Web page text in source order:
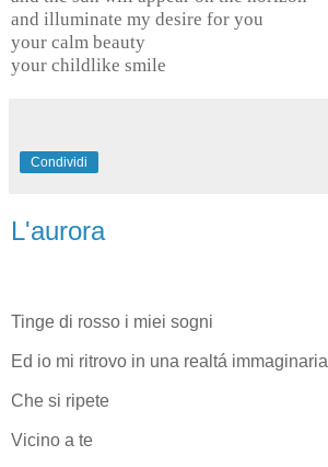
and illuminate my desire for you
your calm beauty
your childlike smile
Condividi
L'aurora
Tinge di rosso i miei sogni
Ed io mi ritrovo in una realtá immaginaria
Che si ripete
Vicino a te